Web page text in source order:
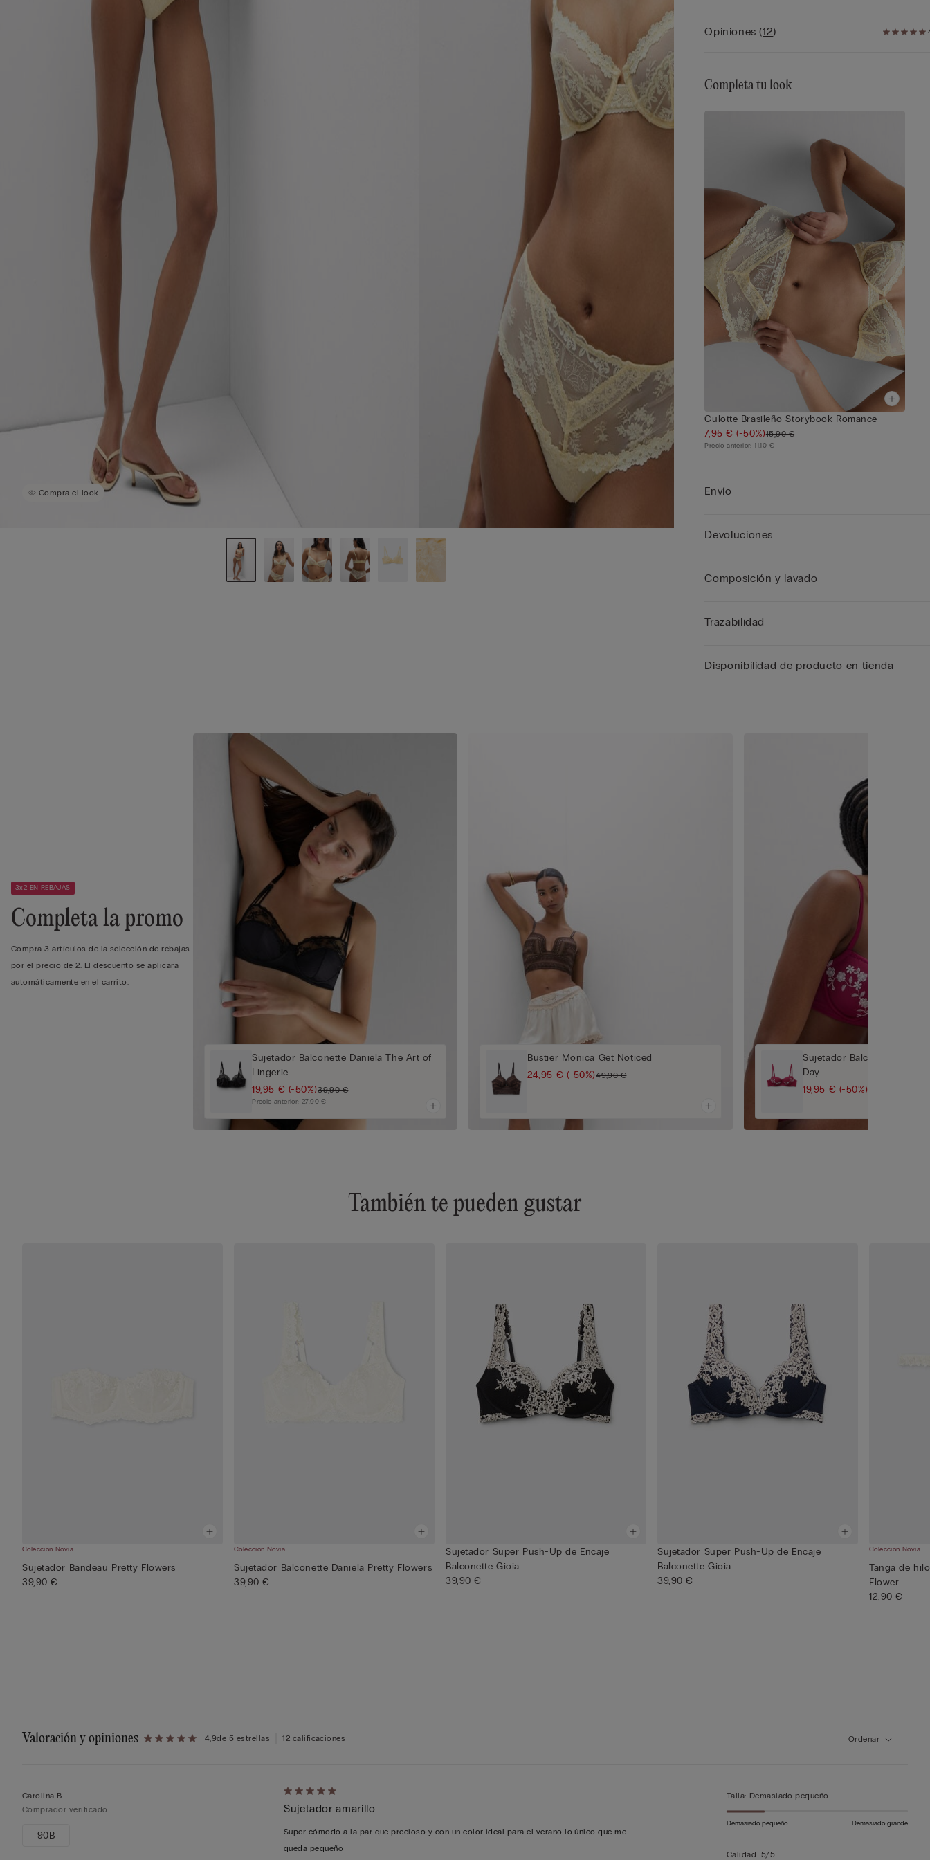
Compra el look
Opiniones(12)
Completa tu look
Culotte Brasileño Storybook Romance
7,95 €(-50%)15,90 €
Precio anterior:11,10 €
Envío
Devoluciones
Composición y lavado
Trazabilidad
Disponibilidad de producto en tienda
3x2 EN REBAJAS
Completa la promo
Compra 3 artículos de la selección de rebajas
por el precio de 2. El descuento se aplicará
automáticamente en el carrito.
Sujetador Balconette Daniela The Art of
Lingerie
19,95 € (-50%)39,90 €
Precio anterior: 27,90 €
Bustier Monica Get Noticed
24,95 € (-50%)49,90 €
Sujetador Balconette Sofia
Day
19,95 € (-50%)
También te pueden gustar
Colección Novia
Sujetador Bandeau Pretty Flowers
39,90 €
Colección Novia
Sujetador Balconette Daniela Pretty Flowers
39,90 €
Sujetador Super Push-Up de Encaje
Balconette Gioia...
39,90 €
Sujetador Super Push-Up de Encaje
Balconette Gioia...
39,90 €
Colección Novia
Tanga de
Flower...
12,90 €
Valoración y opiniones 4,9de 5 estrellas 12 calificaciones Ordenar
Carolina B
Comprador verificado
90B
Calificación
de
5
sobre
Sujetador amarillo
Super cómodo a la par que precioso y con un color ideal para el verano lo único que me
queda pequeño
Talla: Demasiado pequeño
Demasiado pequeño Demasiado grande
Calidad: 5/5